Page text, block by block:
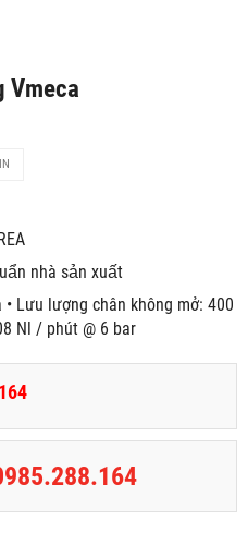
Vmeca
nhà sản xuất
Lưu lượng chân không mở: 400
Nl / phút @ 6 bar